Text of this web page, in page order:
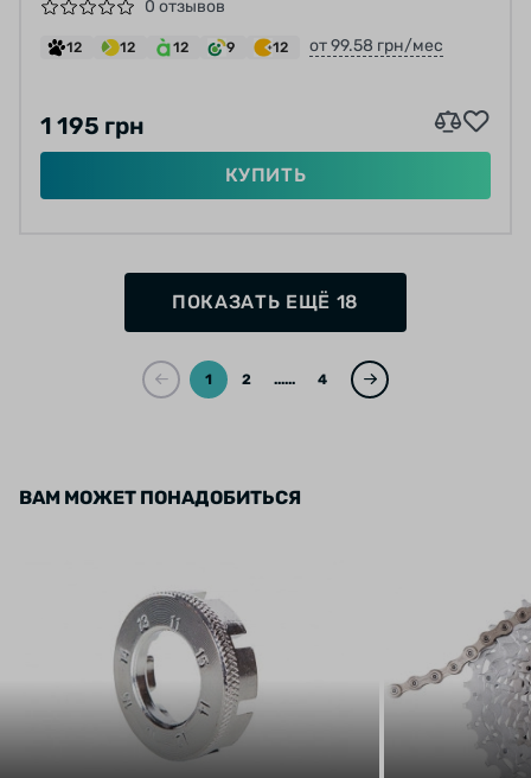
(НЕРЖАВЕЙКА) ЧЕРНЫЕ
0 отзывов
12 12 12 9 12 от 99.58 грн/мес
1 195 грн
КУПИТЬ
ПОКАЗАТЬ ЕЩЁ 18
1 2 ... 4
ВАМ МОЖЕТ ПОНАДОБИТЬСЯ